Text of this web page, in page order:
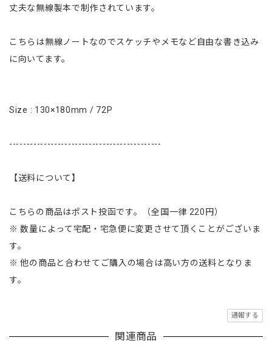
丈夫な無線製本で制作されています。
こちらは無線ノートなのでスケッチやメモなど自由な書き込み
に向いてます。
Size : 130×180mm / 72P
--------------------------------------------
【送料について】
こちらの商品はポスト投函です。（全国一律 220円）
※ 数量によって宅配・宅急便に変更させて頂くことがございま
す。
※ 他の商品と合わせてご購入の場合は高い方の送料となりま
す。
通報する
関連商品